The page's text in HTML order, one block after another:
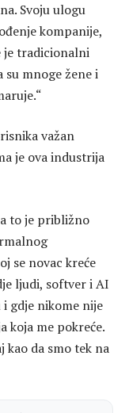
Svoju ulogu
kompanije,
je tradicionalni
su mnoge žene i
važan
je ova industrija
to je približno
se novac kreće
ljudi, softver i AI
gdje nikome nije
koja me pokreće.
kao da smo tek na